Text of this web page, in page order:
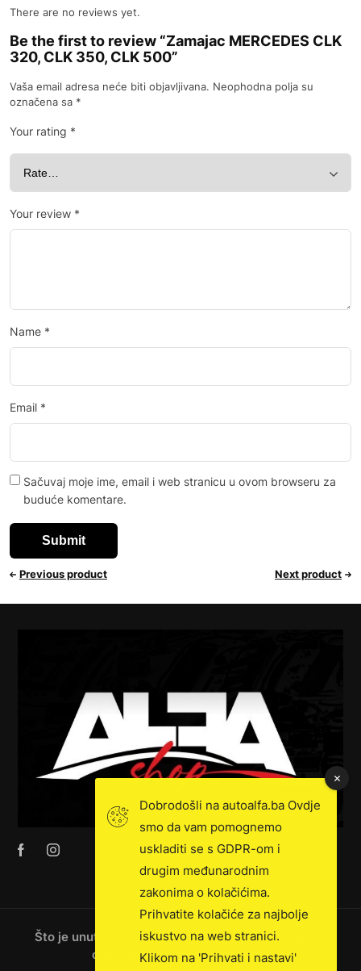
There are no reviews yet.
Be the first to review “Zamajac MERCEDES CLK
320, CLK 350, CLK 500”
Vaša email adresa neće biti objavljivana. Neophodna polja su
označena sa *
Your rating *
Your review *
Name *
Email *
Sačuvaj moje ime, email i web stranicu u ovom browseru za
buduće komentare.
Previous product Next product
Što je unutra: novosti, ekskluzivna prodaja, vijesti
o kamionima i još mnogo toga!
Dobrodošli na autoalfa.ba Ovdje
smo da vam pomognemo
uskladiti se s GDPR-om i
drugim međunarodnim
zakonima o kolačićima.
Prihvatite kolačiće za najbolje
iskustvo na web stranici.
Klikom na 'Prihvati i nastavi'